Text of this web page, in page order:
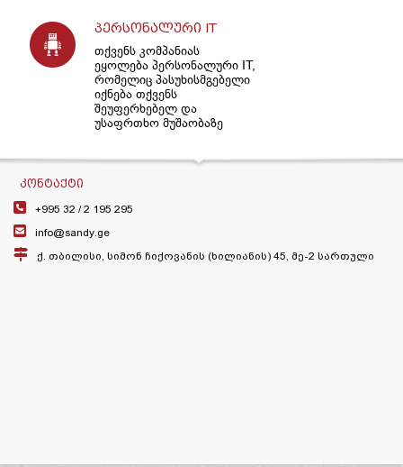
პერსონალური IT
თქვენს კომპანიას
ეყოლება პერსონალური IT,
რომელიც პასუხისმგებელი
იქნება თქვენს
შეუფერხებელ და
უსაფრთხო მუშაობაზე
ᲙᲝᲜᲢᲐᲥᲢᲘ
+995 32 /2 195 295
info@sandy.ge
ქ. თბილისი, სიმონ ჩიქოვანის (ხილიანის) 45, მე-2 სართული